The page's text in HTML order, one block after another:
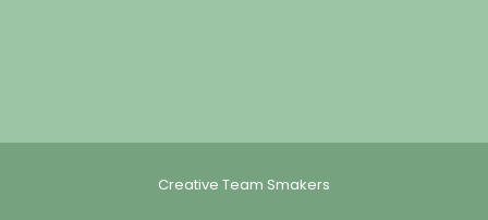
Creative Team Smakers